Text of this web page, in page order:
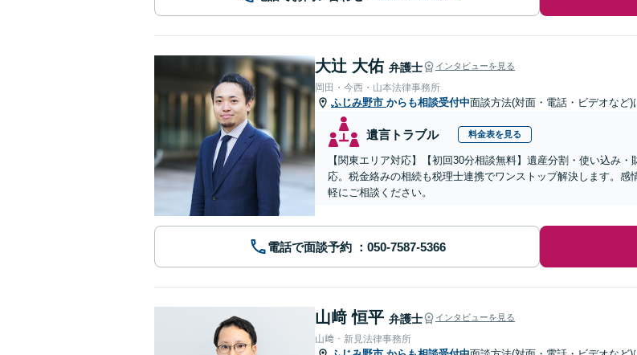
大辻 大佑 弁護士 インタビューを見る
岡田・今西・山本法律事務所
ふじみ野市 からも相談受付中面談方法(対面・電話・ビデオなど)
遺言トラブル 料金表を見る
【関東エリア対応】【初回30分相談無料】遺産分割・使い込み
応。税金絡みの相続も税理士連携でワンストップ解決します。
軽にご相談ください。
電話で面談予約
山﨑 恒平 弁護士 インタビューを見る
山﨑・新見法律事務所